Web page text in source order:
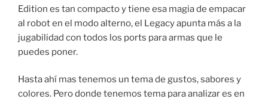
Edition es tan compacto y tiene esa magia de empacar
al robot en el modo alterno, el Legacy apunta más a la
jugabilidad con todos los ports para armas que le
puedes poner.
Hasta ahí mas tenemos un tema de gustos, sabores y
colores. Pero donde tenemos tema para analizar es en